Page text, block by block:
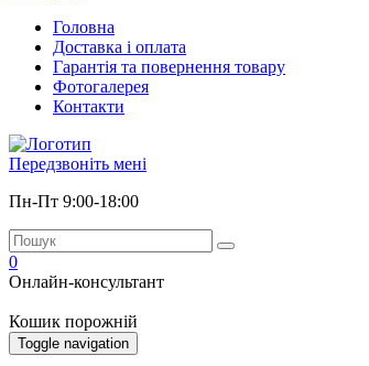
Головна
Доставка і оплата
Гарантія та повернення товару
Фотогалерея
Контакти
Передзвоніть мені
Пн-Пт 9:00-18:00
0
Онлайн-консультант
Кошик порожній
Toggle navigation